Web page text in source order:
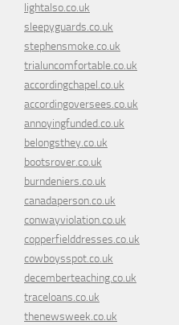
lightalso.co.uk
sleepyguards.co.uk
stephensmoke.co.uk
trialuncomfortable.co.uk
accordingchapel.co.uk
accordingoversees.co.uk
annoyingfunded.co.uk
belongsthey.co.uk
bootsrover.co.uk
burndeniers.co.uk
canadaperson.co.uk
conwayviolation.co.uk
copperfielddresses.co.uk
cowboysspot.co.uk
decemberteaching.co.uk
traceloans.co.uk
thenewsweek.co.uk